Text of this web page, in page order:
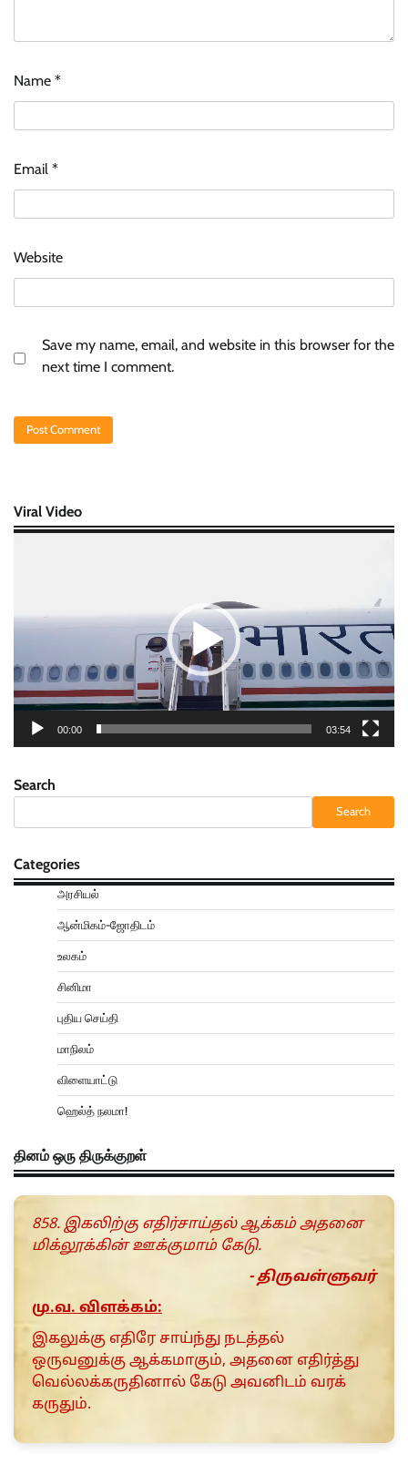
Name *
Email *
Website
Save my name, email, and website in this browser for the
next time I comment.
Viral Video
00:00 03:54
Search
Search
Categories
அரசியல்
ஆன்மிகம்-ஜோதிடம்
உலகம்
சினிமா
புதிய செய்தி
மாநிலம்
விளையாட்டு
ஹெல்த் நலமா!
தினம் ஒரு திருக்குறள்
858. இகலிற்கு எதிர்சாய்தல் ஆக்கம் அதனை
மிக்லூக்கின் ஊக்குமாம் கேடு.
- திருவள்ளுவர்
மு.வ. விளக்கம்:
இகலுக்கு எதிரே சாய்ந்து நடத்தல்
ஒருவனுக்கு ஆக்கமாகும், அதனை எதிர்த்து
வெல்லக்கருதினால் கேடு அவனிடம் வரக்
கருதும்.